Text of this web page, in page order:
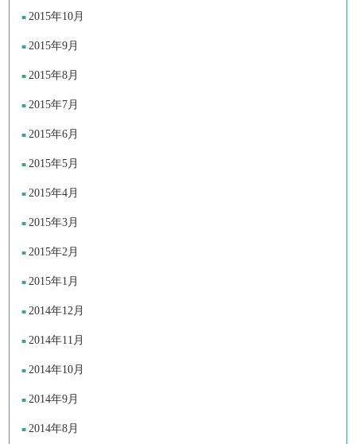
2015年10月
2015年9月
2015年8月
2015年7月
2015年6月
2015年5月
2015年4月
2015年3月
2015年2月
2015年1月
2014年12月
2014年11月
2014年10月
2014年9月
2014年8月